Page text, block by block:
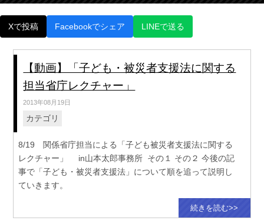
Xで投稿 Facebookでシェア LINEで送る
【動画】「子ども・被災者支援法に関する
担当省庁レクチャー」
2013年08月19日
カテゴリ
8/19 関係省庁担当による「子ども被災者支援法に関する
レクチャー」 in山本太郎事務所 その１ その２ 今後の記
事で「子ども・被災者支援法」について順を追って説明し
ていきます。
続きを読む>>